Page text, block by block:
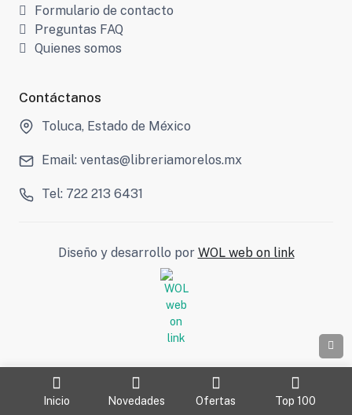
Inicio Novedades Ofertas Top 100
Formulario de contacto
Preguntas FAQ
Quienes somos
Contáctanos
Toluca, Estado de México
Email: ventas@libreriamorelos.mx
Tel: 722 213 6431
Diseño y desarrollo por WOL web on link